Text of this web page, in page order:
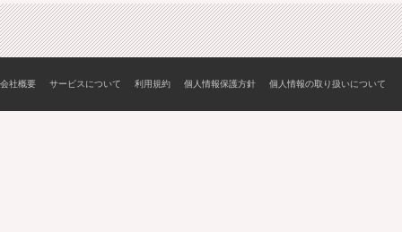
会社概要 サービスについて 利用規約 個人情報保護方針 個人情報の取り扱いについて